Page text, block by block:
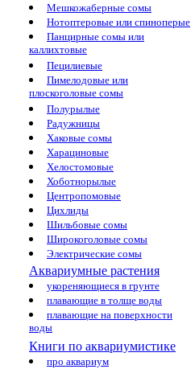
Мешкожаберные сомы
Нотоптеровые или спиноперые
Панцирные сомы или
каллихтовые
Пецилиевые
Пимелодовые или
плоскоголовые сомы
Полурылые
Радужницы
Хаковые сомы
Харациновые
Хелостомовые
Хоботнорылые
Центропомовые
Цихлиды
Шильбовые сомы
Широкоголовые сомы
Электрические сомы
Аквариумные растения
укореняющиеся в грунте
плавающие в толще воды
плавающие на поверхности
воды
Книги по аквариумистике
про аквариум